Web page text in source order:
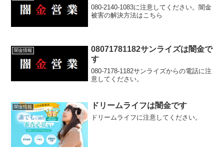
080-2140-1083に注意してください。闇金
被害の解決方法はこちら
闇金情報
08071781182サンライズは闇金で
す
080-7178-1182サンライズからの電話に注
意してください。
闇金情報 ドリームライフは闇金です
ドリームライフに注意してください。